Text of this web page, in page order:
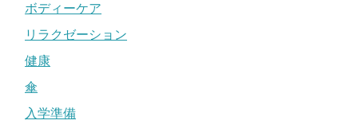
ボディーケア
リラクゼーション
健康
傘
入学準備